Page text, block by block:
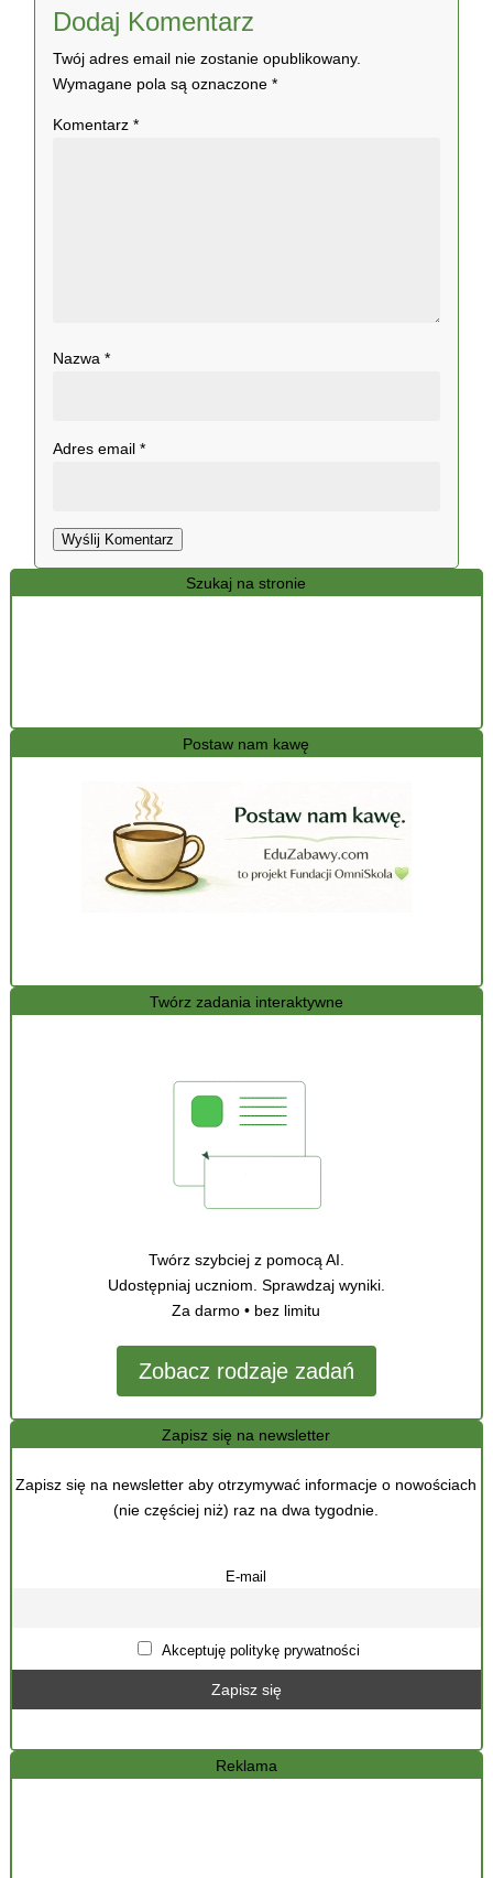
Szukaj na stronie
Postaw nam kawę
Twórz zadania interaktywne
Twórz szybciej z pomocą AI.
Udostępniaj uczniom. Sprawdzaj wyniki.
Za darmo • bez limitu
Zobacz rodzaje zadań
Zapisz się na newsletter
Zapisz się na newsletter aby otrzymywać informacje o nowościach
(nie częściej niż) raz na dwa tygodnie.
E-mail
Akceptuję politykę prywatności
Reklama
Dodaj Komentarz
Twój adres email nie zostanie opublikowany.
Wymagane pola są oznaczone*
Komentarz*
Nazwa*
Adres email*
Wyślij Komentarz